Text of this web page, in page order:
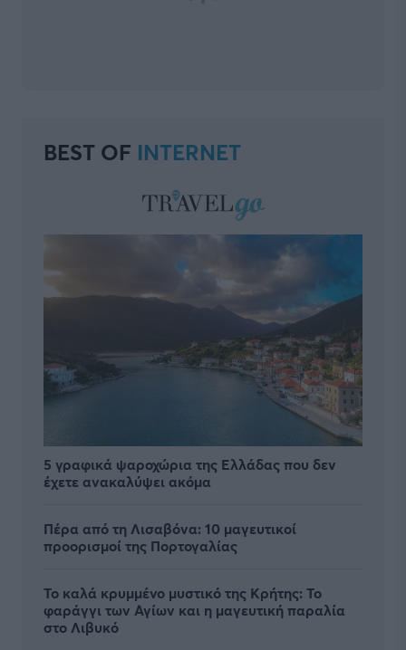
BEST OF INTERNET
5 γραφικά ψαροχώρια της Ελλάδας που δεν
έχετε ανακαλύψει ακόμα
Πέρα από τη Λισαβόνα: 10 μαγευτικοί
προορισμοί της Πορτογαλίας
Το καλά κρυμμένο μυστικό της Κρήτης: Το
φαράγγι των Αγίων και η μαγευτική παραλία
στο Λιβυκό